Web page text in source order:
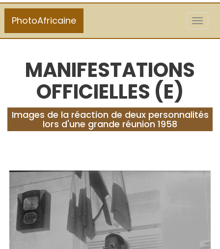
PhotoAfricaine
MANIFESTATIONS
OFFICIELLES (E)
Images de la réaction de deux personnalités
lors d'une grande réunion 1958